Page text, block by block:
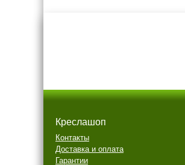
Креслашоп
Контакты
Доставка и оплата
Гарантии